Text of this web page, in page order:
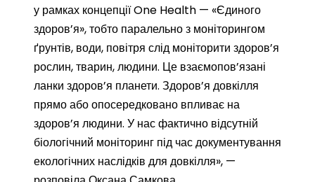
у рамках концепції One Health — «Єдиного
здоров’я», тобто паралельно з моніторингом
ґрунтів, води, повітря слід моніторити здоров’я
рослин, тварин, людини. Це взаємопов’язані
ланки здоров’я планети. Здоров’я довкілля
прямо або опосередковано впливає на
здоров’я людини. У нас фактично відсутній
біологічний моніторинг під час документування
екологічних наслідків для довкілля», —